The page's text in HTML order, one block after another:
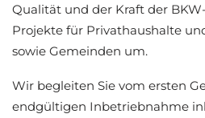
Qualität und der Kraft der
Projekte für Privathaushalte
sowie Gemeinden um.
Wir begleiten Sie vom ersten
endgültigen Inbetriebnahme